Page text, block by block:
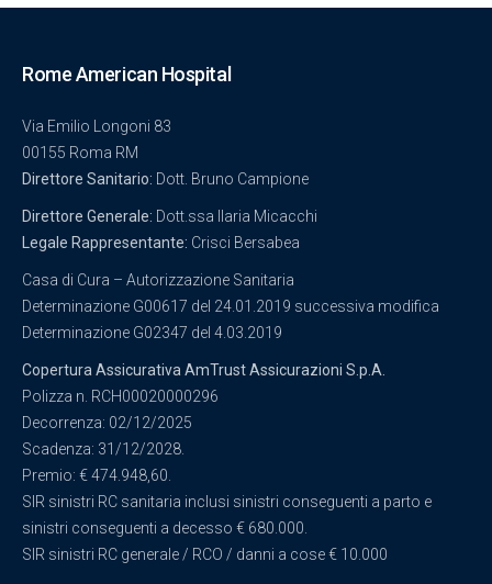
Rome American Hospital
Via Emilio Longoni 83
00155 Roma RM
Direttore Sanitario: Dott. Bruno Campione
Direttore Generale: Dott.ssa Ilaria Micacchi
Legale Rappresentante: Crisci Bersabea
Casa di Cura – Autorizzazione Sanitaria
Determinazione G00617 del 24.01.2019 successiva modifica
Determinazione G02347 del 4.03.2019
Copertura Assicurativa AmTrust Assicurazioni S.p.A.
Polizza n. RCH00020000296
Decorrenza: 02/12/2025
Scadenza: 31/12/2028.
Premio: € 474.948,60.
SIR sinistri RC sanitaria inclusi sinistri conseguenti a parto e
sinistri conseguenti a decesso € 680.000.
SIR sinistri RC generale / RCO / danni a cose € 10.000